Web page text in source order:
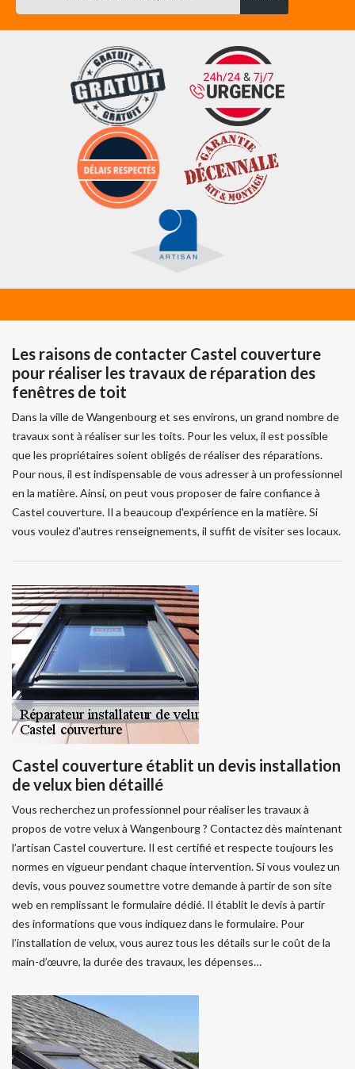
Les raisons de contacter Castel couverture
pour réaliser les travaux de réparation des
fenêtres de toit
Dans la ville de Wangenbourg et ses environs, un grand nombre de
travaux sont à réaliser sur les toits. Pour les velux, il est possible
que les propriétaires soient obligés de réaliser des réparations.
Pour nous, il est indispensable de vous adresser à un professionnel
en la matière. Ainsi, on peut vous proposer de faire confiance à
Castel couverture. Il a beaucoup d'expérience en la matière. Si
vous voulez d'autres renseignements, il suffit de visiter ses locaux.
Castel couverture établit un devis installation
de velux bien détaillé
Vous recherchez un professionnel pour réaliser les travaux à
propos de votre velux à Wangenbourg ? Contactez dès maintenant
l’artisan Castel couverture. Il est certifié et respecte toujours les
normes en vigueur pendant chaque intervention. Si vous voulez un
devis, vous pouvez soumettre votre demande à partir de son site
web en remplissant le formulaire dédié. Il établit le devis à partir
des informations que vous indiquez dans le formulaire. Pour
l’installation de velux, vous aurez tous les détails sur le coût de la
main-d’œuvre, la durée des travaux, les dépenses…